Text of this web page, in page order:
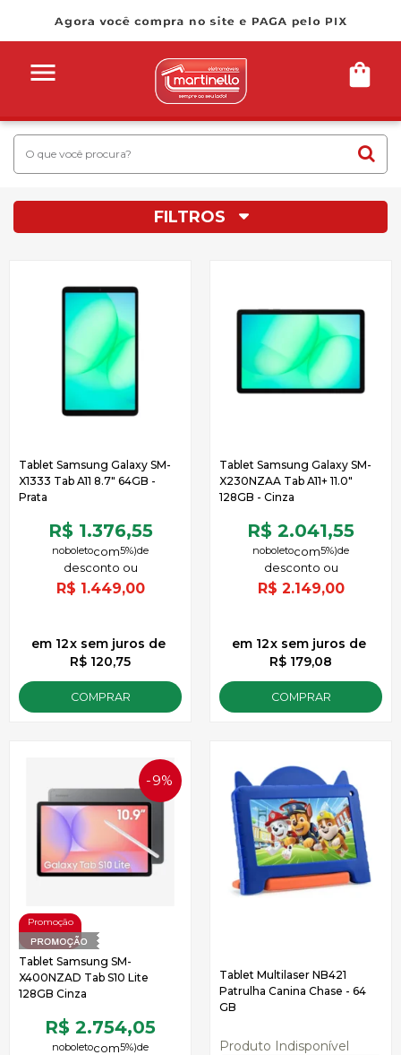
FILTROS
Tablet Samsung Galaxy SM-
X1333 Tab A11 8.7" 64GB -
Prata
R$ 1.376,55
de
5%)
noboleto
R$ 1.449,00
12x
de
R$ 120,75
sem juros
COMPRAR
Tablet Samsung Galaxy SM-
X230NZAA Tab A11+ 11.0"
128GB - Cinza
R$ 2.041,55
de
5%)
noboleto
R$ 2.149,00
12x
de
R$ 179,08
sem juros
COMPRAR
9%
Tablet Samsung SM-
X400NZAD Tab S10 Lite
128GB Cinza
R$ 2.754,05
de
5%)
noboleto
Tablet Multilaser NB421
Patrulha Canina Chase - 64
GB
Produto Indisponível